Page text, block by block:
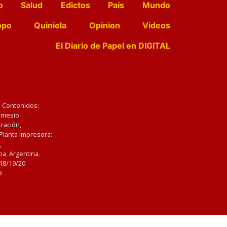
Salud Edictos País
Mundo
Quiniela Opinion
Videos
El Diario de Papel en DIGITAL
Impresora:
Argentina.
19/20